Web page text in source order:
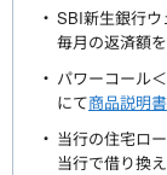
SBI新生銀行ウ
毎月の返済額
パワーコール
にて商品説明書
当行の住宅ロ
当行で借り換